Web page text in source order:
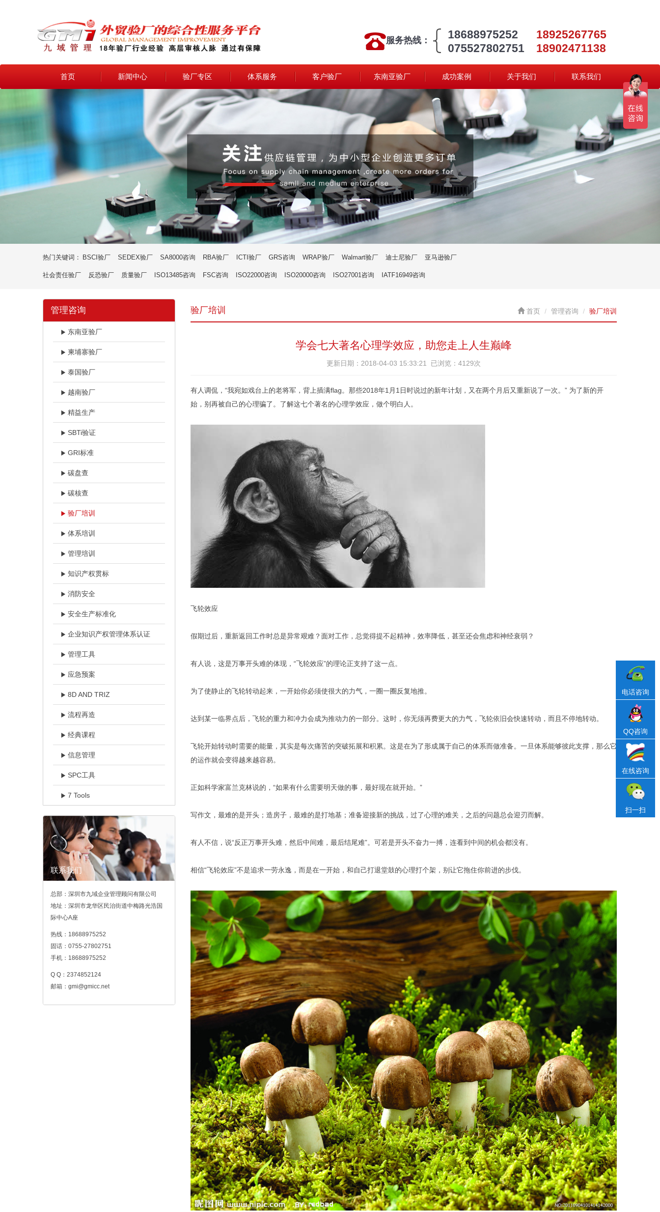
服务热线：
18688975252
075527802751
18925267765
18902471138
首页 新闻中心 验厂专区 体系服务 客户验厂 东南亚验厂 成功案例 关于我们 联系我们
热门关键词： BSCI验厂 SEDEX验厂 SA8000咨询 RBA验厂 ICTI验厂 GRS咨询 WRAP验厂 Walmart验厂 迪士尼验厂 亚马逊验厂
社会责任验厂 反恐验厂 质量验厂 ISO13485咨询 FSC咨询 ISO22000咨询 ISO20000咨询 ISO27001咨询 IATF16949咨询
管理咨询
东南亚验厂
柬埔寨验厂
泰国验厂
越南验厂
精益生产
SBTi验证
GRI标准
碳盘查
碳核查
验厂培训
体系培训
管理培训
知识产权贯标
消防安全
安全生产标准化
企业知识产权管理体系认证
管理工具
应急预案
8D AND TRIZ
流程再造
经典课程
信息管理
SPC工具
7 Tools
联系我们
总部：深圳市九域企业管理顾问有限公司
地址：深圳市龙华区民治街道中梅路光浩国
际中心A座
热线：18688975252
固话：0755-27802751
手机：18688975252
Q Q：2374852124
邮箱：gmi@gmicc.net
验厂培训 首页 管理咨询 验厂培训
学会七大著名心理学效应，助您走上人生巅峰
更新日期：2018-04-03 15:33:21 已浏览：4129次
有人调侃，“我宛如戏台上的老将军，背上插满flag。那些2018年1月1日时说过的新年计划，又在两个月后又重新说了一次。” 为了新的开
始，别再被自己的心理骗了。了解这七个著名的心理学效应，做个明白人。
飞轮效应
假期过后，重新返回工作时总是异常艰难？面对工作，总觉得提不起精神，效率降低，甚至还会焦虑和神经衰弱？
有人说，这是万事开头难的体现，“飞轮效应”的理论正支持了这一点。
为了使静止的飞轮转动起来，一开始你必须使很大的力气，一圈一圈反复地推。
达到某一临界点后，飞轮的重力和冲力会成为推动力的一部分。这时，你无须再费更大的力气，飞轮依旧会快速转动，而且不停地转动。
飞轮开始转动时需要的能量，其实是每次痛苦的突破拓展和积累。这是在为了形成属于自己的体系而做准备。一旦体系能够彼此支撑，那么它
的运作就会变得越来越容易。
正如科学家富兰克林说的，“如果有什么需要明天做的事，最好现在就开始。”
写作文，最难的是开头；造房子，最难的是打地基；准备迎接新的挑战，过了心理的难关，之后的问题总会迎刃而解。
有人不信，说“反正万事开头难，然后中间难，最后结尾难”。可若是开头不奋力一搏，连看到中间的机会都没有。
相信“飞轮效应”不是追求一劳永逸，而是在一开始，和自己打退堂鼓的心理打个架，别让它拖住你前进的步伐。
电话咨询
QQ咨询
在线咨询
扫一扫